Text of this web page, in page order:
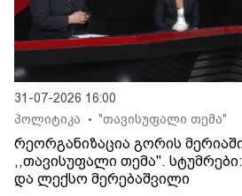
31-07-2026 16:00
პოლიტიკა
• "თავისუფალი თემა"
რეორგანიზაცია გორის
,,თავისუფალი თემა".
და ლექსო მერებაშვილი